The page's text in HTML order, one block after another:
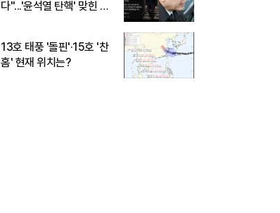
다"...'윤석열 탄핵' 맞힌 무
13호 태풍 '돌핀'·15호 '찬
홈' 현재 위치는?